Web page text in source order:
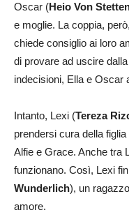
Oscar (Heio Von
e moglie. La coppia,
chiede consiglio ai loro
di provare ad uscire
indecisioni, Ella e Oscar
Intanto, Lexi (Tereza
prendersi cura della
Alfie e Grace. Anche tra
funzionano. Così, Lexi
Wunderlich), un
amore.